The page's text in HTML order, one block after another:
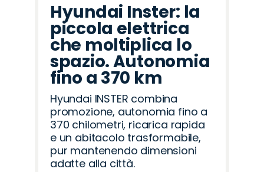
Hyundai Inster: la
piccola elettrica
che moltiplica lo
spazio. Autonomia
fino a 370 km
Hyundai INSTER combina
promozione, autonomia fino a
370 chilometri, ricarica rapida
e un abitacolo trasformabile,
pur mantenendo dimensioni
adatte alla città.